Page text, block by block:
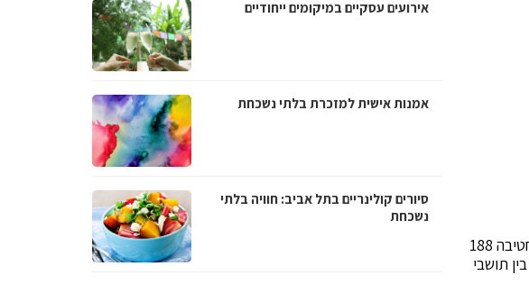
המבקרים יוכלו להתרשם מהכלים, לעלות עליהם ולקבל מידע, הסברים ותשובות על כל שאלה מלוחמי חטיבה 188
תושבי
אירועים עסקיים במיקומים ייחודיים
אמנות אישית למזכרת בלתי נשכחת
סיורים קולינריים בתל אביב: חוויה בלתי
נשכחת